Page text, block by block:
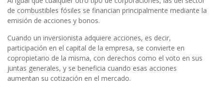
de combustibles fósiles se financian principalmente mediante la
emisión de acciones y bonos.
Cuando un inversionista adquiere acciones, es decir,
participación en el capital de la empresa, se convierte en
copropietario de la misma, con derechos como el voto en sus
juntas generales, y se beneficia cuando esas acciones
aumentan su cotización en el mercado.